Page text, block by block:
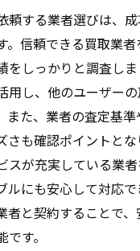
頼する業者選びは、
。信頼できる買取業
をしっかりと調査し
用し、他のユーザー
また、業者の査定基
さも確認ポイントとな
スが充実している業
ルにも安心して対応で
者と契約することで
す。